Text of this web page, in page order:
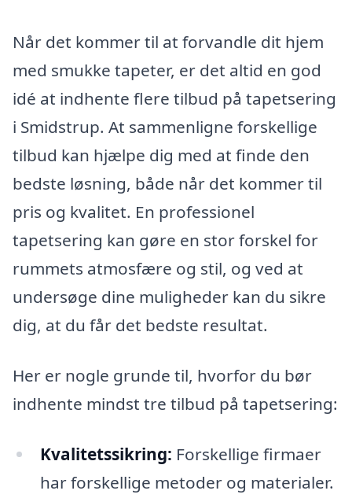
Når det kommer til at forvandle dit hjem
med smukke tapeter, er det altid en god
idé at indhente flere tilbud på tapetsering
i Smidstrup. At sammenligne forskellige
tilbud kan hjælpe dig med at finde den
bedste løsning, både når det kommer til
pris og kvalitet. En professionel
tapetsering kan gøre en stor forskel for
rummets atmosfære og stil, og ved at
undersøge dine muligheder kan du sikre
dig, at du får det bedste resultat.
Her er nogle grunde til, hvorfor du bør
indhente mindst tre tilbud på tapetsering:
Kvalitetssikring: Forskellige firmaer
har forskellige metoder og materialer.